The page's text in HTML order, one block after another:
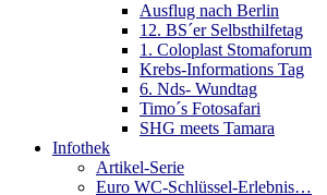
Ausflug nach Berlin
12. BS´er Selbsthilfetag
1. Coloplast Stomaforum
Krebs-Informations Tag
6. Nds- Wundtag
Timo´s Fotosafari
SHG meets Tamara
Infothek
Artikel-Serie
Euro WC-Schlüssel-Erlebnis…